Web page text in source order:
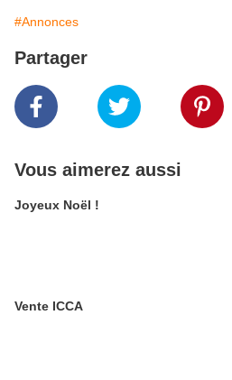
#Annonces
Partager
Vous aimerez aussi
Joyeux Noël !
Vente ICCA